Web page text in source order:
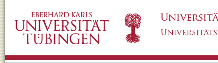
quinqueloba and Neogloboquadrina
Monsoon